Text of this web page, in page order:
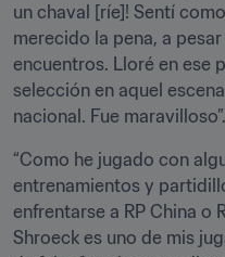
un chaval [ríe]! Sentí
merecido la pena, a
encuentros. Lloré en ese
selección en aquel
nacional. Fue maravilloso”.
“Como he jugado con
entrenamientos y
enfrentarse a RP China o
Shroeck es uno de mis